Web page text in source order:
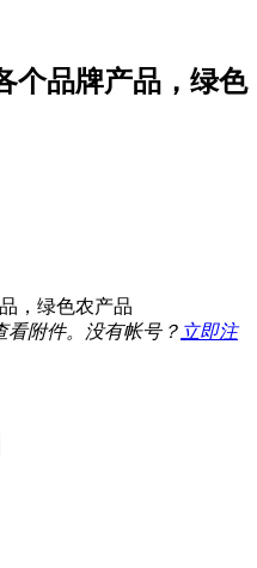
个品牌产品，绿色
，绿色农产品
看附件。没有帐号？ 立即注